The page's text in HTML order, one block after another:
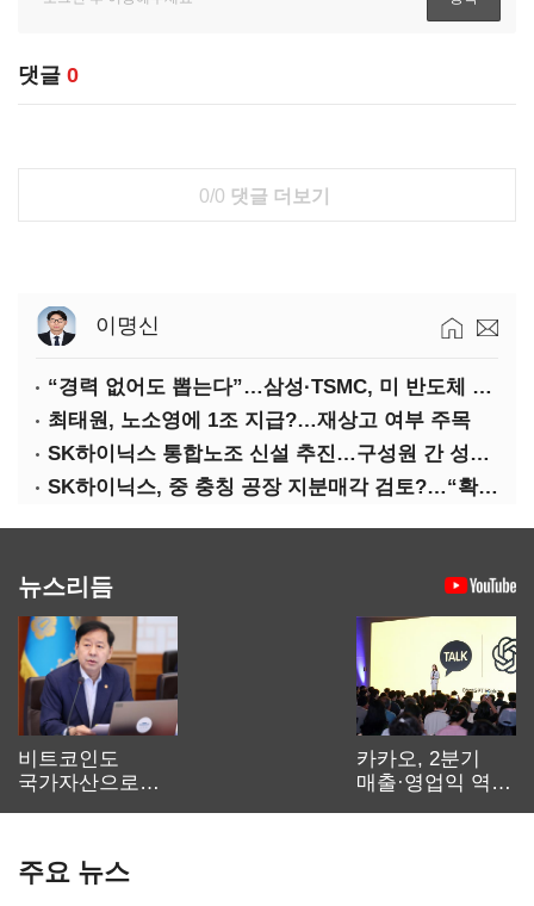
댓글 0
0/0 댓글 더보기
이명신
“경력 없어도 뽑는다”…삼성·TSMC, 미 반도체 인재 쟁탈전
최태원, 노소영에 1조 지급?…재상고 여부 주목
SK하이닉스 통합노조 신설 추진…구성원 간 성과급 불만 확산
SK하이닉스, 중 충칭 공장 지분매각 검토?…“확정된 바 없어”
뉴스리듬
비트코인도
국가자산으로…'
카카오, 2분기
매출·영업익 역대
주요 뉴스